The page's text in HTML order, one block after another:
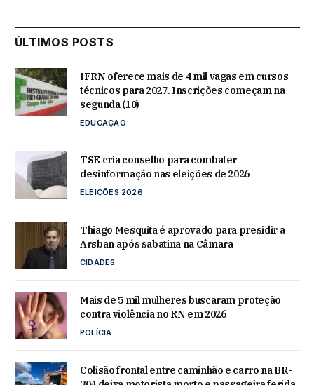
ÚLTIMOS POSTS
IFRN oferece mais de 4 mil vagas em cursos
técnicos para 2027. Inscrições começam na
segunda (10)
EDUCAÇÃO
TSE cria conselho para combater
desinformação nas eleições de 2026
ELEIÇÕES 2026
Thiago Mesquita é aprovado para presidir a
Arsban após sabatina na Câmara
CIDADES
Mais de 5 mil mulheres buscaram proteção
contra violência no RN em 2026
POLÍCIA
Colisão frontal entre caminhão e carro na BR-